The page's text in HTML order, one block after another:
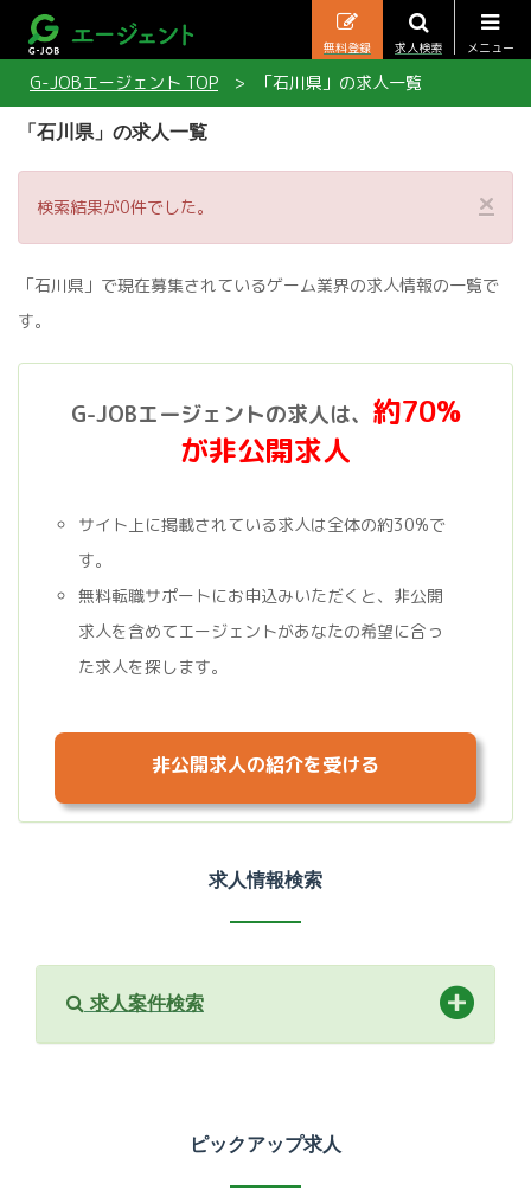
メニュー
求人検索
無料登録
G-JOBエージェント TOP 「石川県」の求人一覧
「石川県」の求人一覧
×
検索結果が0件でした。
「石川県」で現在募集されているゲーム業界の求人情報の一覧で
す。
G-JOBエージェントの求人は、 約70%
が非公開求人
サイト上に掲載されている求人は全体の約30%で
す。
無料転職サポートにお申込みいただくと、非公開
求人を含めてエージェントがあなたの希望に合っ
た求人を探します。
非公開求人の紹介を受ける
求人情報検索
求人案件検索
ピックアップ求人